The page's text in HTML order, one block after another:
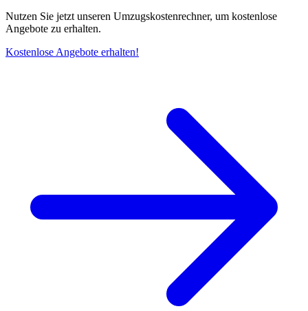
Nutzen Sie jetzt unseren Umzugskostenrechner, um kostenlose
Angebote zu erhalten.
Kostenlose Angebote erhalten!